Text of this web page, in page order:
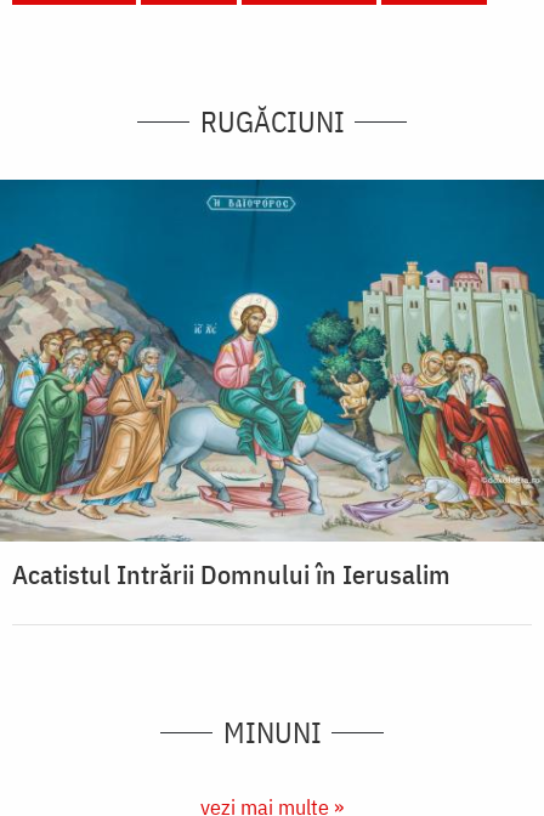
RUGĂCIUNI
Acatistul Intrării Domnului în Ierusalim
MINUNI
vezi mai multe »